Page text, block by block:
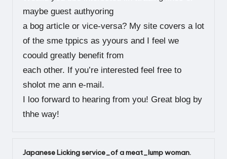
maybe guest authyoring
a bog article or vice-versa? My site covers a lot
of the sme tppics as yyours and I feel we
coould greatly benefit from
each other. If you’re interested feel free to
sholot me ann e-mail.
I loo forward to hearing from you! Great blog by
thhe way!
Japanese Licking service_of a meat_lump woman.